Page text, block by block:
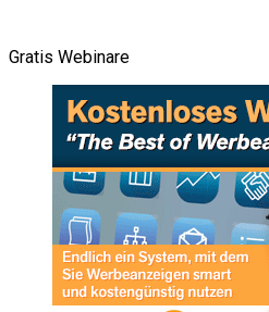
Gratis Webinare